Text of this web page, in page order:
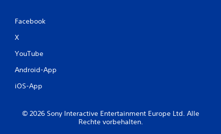
Facebook
X
YouTube
Android-App
iOS-App
© 2026 Sony Interactive Entertainment Europe Ltd. Alle
Rechte vorbehalten.